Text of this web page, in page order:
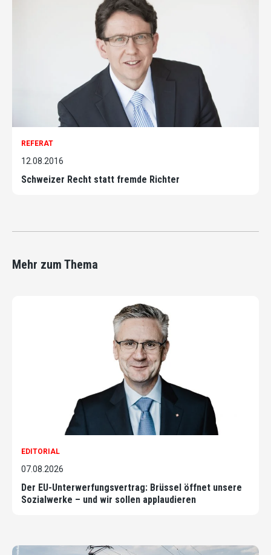
REFERAT
12.08.2016
Schweizer Recht statt fremde Richter
Mehr zum Thema
EDITORIAL
07.08.2026
Der EU-Unterwerfungsvertrag: Brüssel öffnet unsere
Sozialwerke – und wir sollen applaudieren